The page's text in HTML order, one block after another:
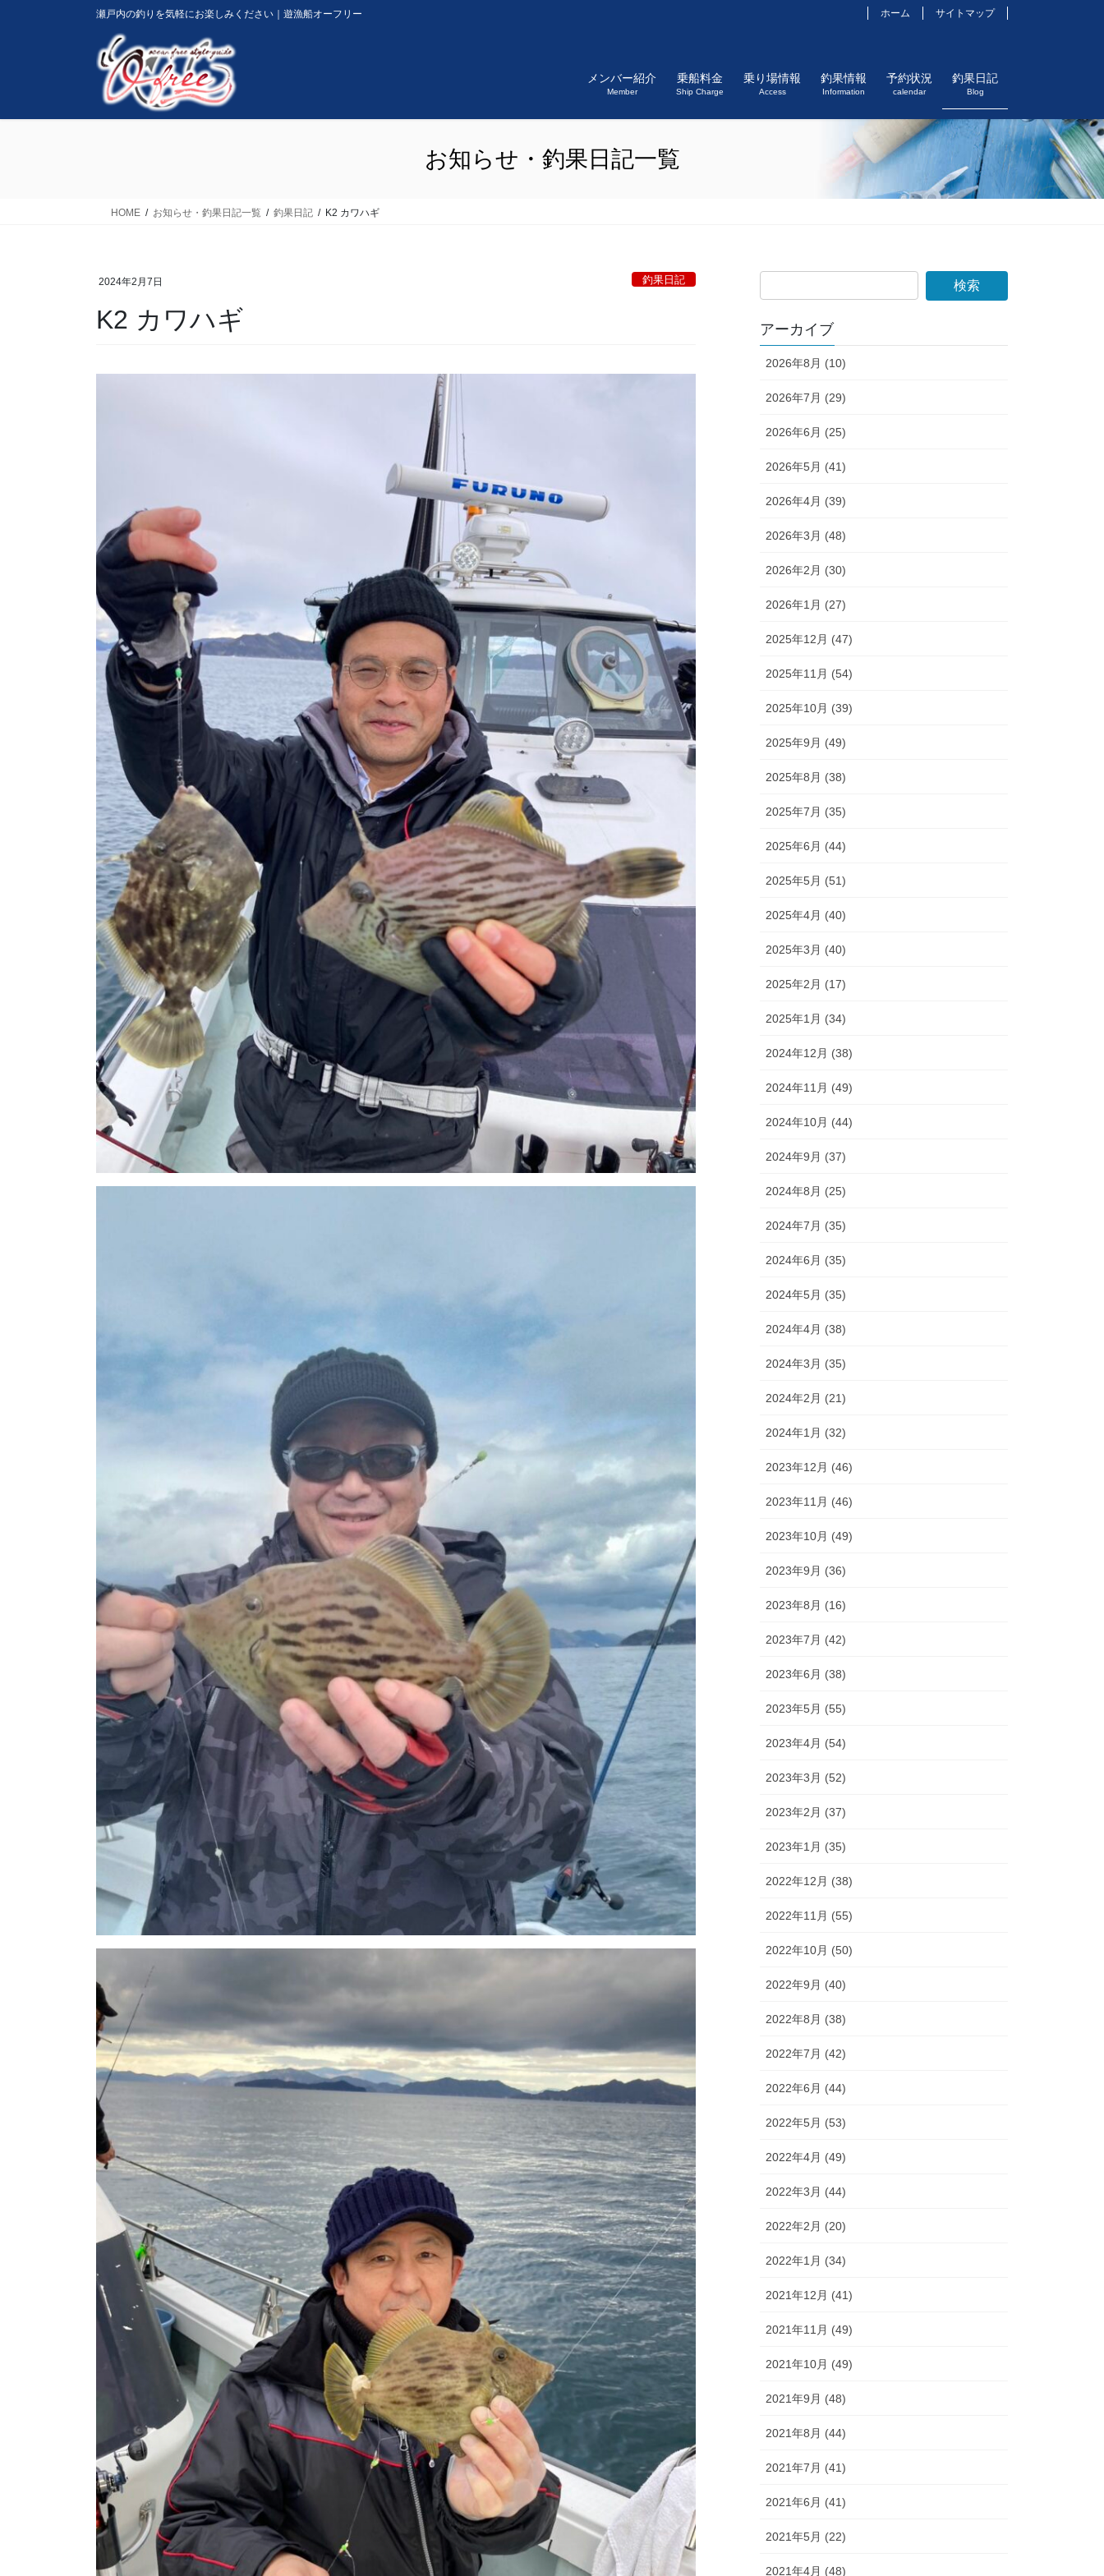
瀬戸内の釣りを気軽にお楽しみください｜遊漁船オーフリー ホーム サイトマップ
メンバー紹介
Member
乗船料金
Ship Charge
乗り場情報
Access
釣果情報
Information
予約状況
calendar
釣果日記
Blog
お知らせ・釣果日記一覧
HOME お知らせ・釣果日記一覧 釣果日記 K2 カワハギ
2024年2月7日 釣果日記
K2 カワハギ アーカイブ
2026年8月 (10)
2026年7月 (29)
2026年6月 (25)
2026年5月 (41)
2026年4月 (39)
2026年3月 (48)
2026年2月 (30)
2026年1月 (27)
2025年12月 (47)
2025年11月 (54)
2025年10月 (39)
2025年9月 (49)
2025年8月 (38)
2025年7月 (35)
2025年6月 (44)
2025年5月 (51)
2025年4月 (40)
2025年3月 (40)
2025年2月 (17)
2025年1月 (34)
2024年12月 (38)
2024年11月 (49)
2024年10月 (44)
2024年9月 (37)
2024年8月 (25)
2024年7月 (35)
2024年6月 (35)
2024年5月 (35)
2024年4月 (38)
2024年3月 (35)
2024年2月 (21)
2024年1月 (32)
2023年12月 (46)
2023年11月 (46)
2023年10月 (49)
2023年9月 (36)
2023年8月 (16)
2023年7月 (42)
2023年6月 (38)
2023年5月 (55)
2023年4月 (54)
2023年3月 (52)
2023年2月 (37)
2023年1月 (35)
2022年12月 (38)
2022年11月 (55)
2022年10月 (50)
2022年9月 (40)
2022年8月 (38)
2022年7月 (42)
2022年6月 (44)
2022年5月 (53)
2022年4月 (49)
2022年3月 (44)
2022年2月 (20)
2022年1月 (34)
2021年12月 (41)
2021年11月 (49)
2021年10月 (49)
2021年9月 (48)
2021年8月 (44)
2021年7月 (41)
2021年6月 (41)
2021年5月 (22)
2021年4月 (48)